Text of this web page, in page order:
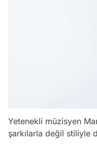
Yetenekli müzisyen
şarkılarla değil stiliyle